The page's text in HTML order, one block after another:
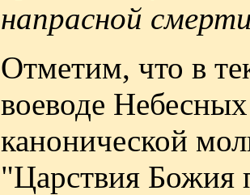
напрасной
Отметим, что в
воеводе
канонической
"Царствия Божия